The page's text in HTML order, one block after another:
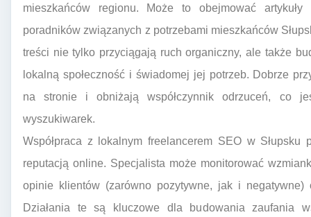
mieszkańców regionu. Może to obejmować
poradników związanych z potrzebami mieszkańców
treści nie tylko przyciągają ruch organiczny, ale także
lokalną społeczność i świadomej jej potrzeb. Dobrze
na stronie i obniżają współczynnik odrzuceń, co
wyszukiwarek.
Współpraca z lokalnym freelancerem SEO w
reputacją online. Specjalista może monitorować
opinie klientów (zarówno pozytywne, jak i negatywne)
Działania te są kluczowe dla budowania zaufania